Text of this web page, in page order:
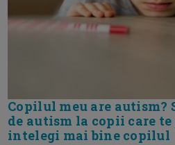
Copilul meu are autism?
de autism la copii care
intelegi mai bine copilul